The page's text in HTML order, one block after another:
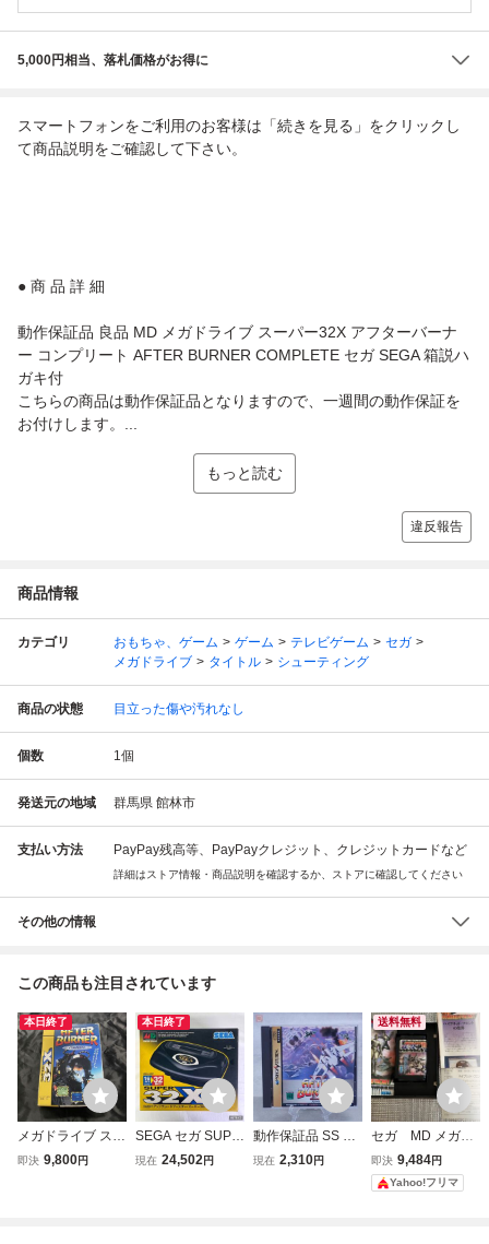
5,000円相当、落札価格がお得に
スマートフォンをご利用のお客様は「続きを見る」をクリックし
て商品説明をご確認して下さい。
● 商 品 詳 細
動作保証品 良品 MD メガドライブ スーパー32X アフターバーナ
ー コンプリート AFTER BURNER COMPLETE セガ SEGA 箱説ハ
ガキ付
こちらの商品は動作保証品となりますので、一週間の動作保証を
お付けします。...
もっと読む
違反報告
商品情報
カテゴリ おもちゃ、ゲーム ゲーム テレビゲーム
セガ
メガドライブ
タイトル シューティング
商品の状態 目立った傷や汚れなし
個数 1個
発送元の地域 群馬県 館林市
支払い方法 PayPay残高等、PayPayクレジット、クレジットカードなど
詳細はストア情報・商品説明を確認するか、ストアに確認してください
その他の情報
この商品も注目されています
本日終了
メガドライブ スー
パー32Xソフト ア
即決 9,800円
本日終了
SEGA セガ SUPE
R 32X スーパー32
現在 24,502円
動作保証品 SS セ
ガサターン アフタ
現在 2,310円
送料無料
セガ MD メガド
ライブ 専用ソフ
ト ハイブリッド・
フロント SEGA 箱
即決 9,484円
Yahoo!フリマ